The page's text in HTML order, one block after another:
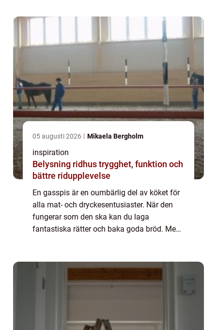
05 augusti 2026 Mikaela Bergholm
inspiration
Belysning ridhus trygghet, funktion och
bättre ridupplevelse
En gasspis är en oumbärlig del av köket för
alla mat- och dryckesentusiaster. När den
fungerar som den ska kan du laga
fantastiska rätter och baka goda bröd. Men